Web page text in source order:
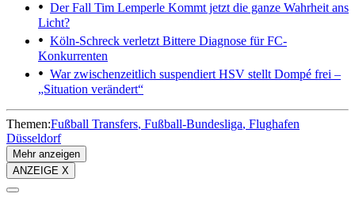
Der Fall Tim Lemperle Kommt jetzt die ganze Wahrheit ans
Licht?
Köln-Schreck verletzt Bittere Diagnose für FC-
Konkurrenten
War zwischenzeitlich suspendiert HSV stellt Dompé frei –
„Situation verändert“
Themen:Fußball Transfers Fußball-Bundesliga Flughafen
Düsseldorf
Mehr anzeigen
ANZEIGE X